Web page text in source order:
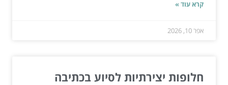
קרא עוד »
אפר 10, 2026
חלופות יצירתיות לסיוע בכתיבה